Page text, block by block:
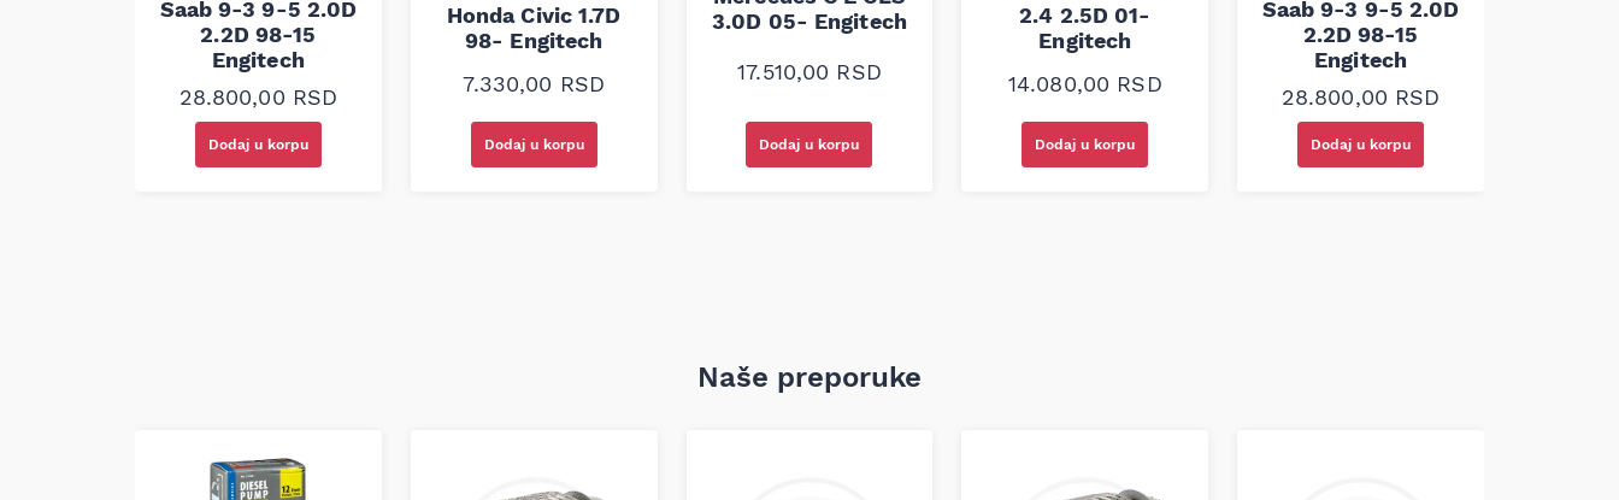
Saab 9-3 9-5 2.0D
2.2D 98-15
Engitech
28.800,00 RSD
Dodaj u korpu
Honda Civic 1.7D
98- Engitech
7.330,00 RSD
Dodaj u korpu
3.0D 05- Engitech
17.510,00 RSD
Dodaj u korpu
2.4 2.5D 01-
Engitech
14.080,00 RSD
Dodaj u korpu
Saab 9-3 9-5 2.0D
2.2D 98-15
Engitech
28.800,00 RSD
Dodaj u korpu
Naše preporuke